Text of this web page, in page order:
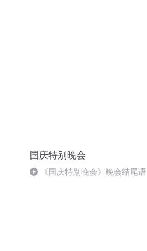
国庆特别晚会
《国庆特别晚会》晚会结尾语